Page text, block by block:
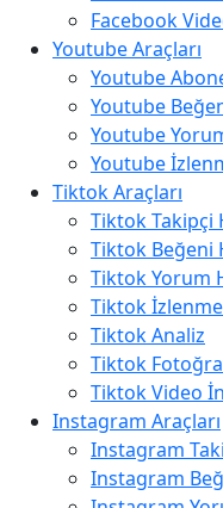
Facebook
Youtube Araçları
Youtube
Youtube
Youtube
Youtube
Tiktok Araçları
Tiktok Takipçi
Tiktok Beğeni
Tiktok Yorum
Tiktok
Tiktok Analiz
Tiktok
Tiktok Video
Instagram Araçları
Instagram
Instagram